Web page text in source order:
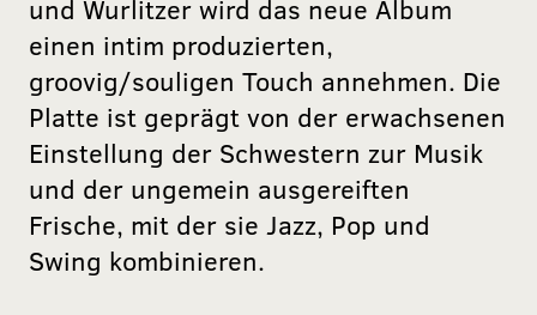
und Wurlitzer wird das neue Album
einen intim produzierten,
groovig/souligen Touch annehmen. Die
Platte ist geprägt von der erwachsenen
Einstellung der Schwestern zur Musik
und der ungemein ausgereiften
Frische, mit der sie Jazz, Pop und
Swing kombinieren.